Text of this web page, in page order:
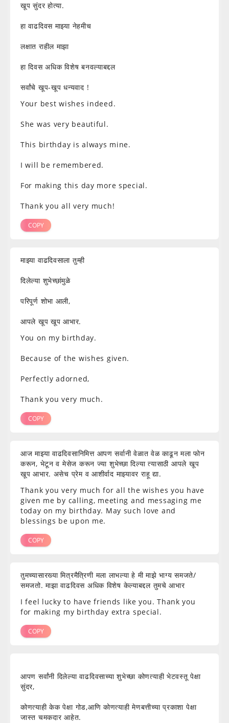
खूप सुंदर होत्या.
हा वाढदिवस माझ्या नेहमीच
लक्षात राहील माझा
हा दिवस अधिक विशेष बनवल्याबद्दल
सर्वांचे खूप-खूप धन्यवाद !
Your best wishes indeed.
She was very beautiful.
This birthday is always mine.
I will be remembered.
For making this day more special.
Thank you all very much!
COPY
माझ्या वाढदिवसाला तुम्ही
दिलेल्या शुभेच्छांमुळे
परिपूर्ण शोभा आली,
आपले खूप खूप आभार.
You on my birthday.
Because of the wishes given.
Perfectly adorned,
Thank you very much.
COPY
आज माझ्या वाढदिवसानिमित्त आपण सर्वानी वेळात वेळ काढून मला फोन
करून, भेटून व मेसेज करून ज्या शुभेच्छा दिल्या त्यासाठी आपले खूप
खूप आभार. असेच प्रेम व आशीर्वाद माझ्यावर राहू द्या.
Thank you very much for all the wishes you have
given me by calling, meeting and messaging me
today on my birthday. May such love and
blessings be upon me.
COPY
तुमच्यासारख्या मित्रमैत्रिणी मला लाभल्या हे मी माझे भाग्य समजते/
समजतो. माझा वाढदिवस अधिक विशेष केल्याबद्दल तुमचे आभार
I feel lucky to have friends like you. Thank you
for making my birthday extra special.
COPY
आपण सर्वांनी दिलेल्या वाढदिवसाच्या शुभेच्छा कोणत्याही भेटवस्तू पेक्षा
सुंदर,
कोणत्याही केक पेक्षा गोड,आणि कोणत्याही मेणबत्तीच्या प्रकाशा पेक्षा
जास्त चमकदार आहेत.